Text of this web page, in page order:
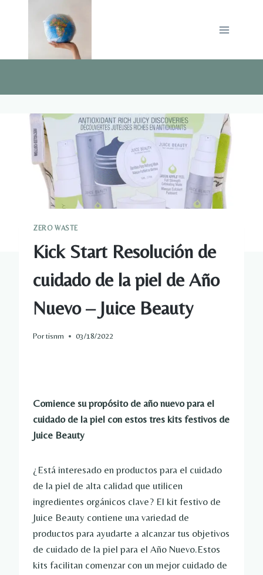
ZERO WASTE
Kick Start Resolución de
cuidado de la piel de Año
Nuevo – Juice Beauty
Portisnm 03/18/2022
Comience su propósito de año nuevo para el
cuidado de la piel con estos tres kits festivos de
Juice Beauty
¿Está interesado en productos para el cuidado
de la piel de alta calidad que utilicen
ingredientes orgánicos clave? El kit festivo de
Juice Beauty contiene una variedad de
productos para ayudarte a alcanzar tus objetivos
de cuidado de la piel para el Año Nuevo.Estos
kits facilitan comenzar con un mejor cuidado de